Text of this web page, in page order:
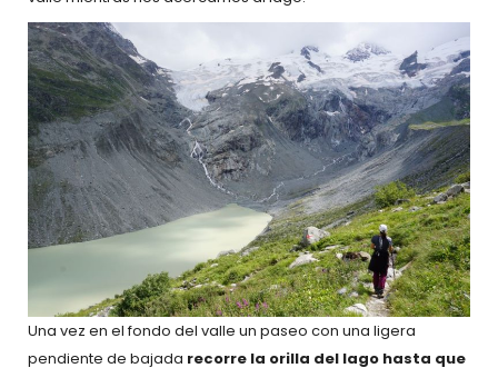
Una vez en el fondo del valle un paseo con una ligera
pendiente de bajada recorre la orilla del lago hasta que